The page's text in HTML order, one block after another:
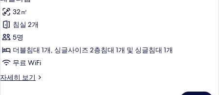
기
밀
리
룸
사
진
두
32㎡
침실 2개
5명
더블침대 1개, 싱글사이즈 2층침대 1개 및 싱글침대 1개
무료 WiFi
자세히 보기
패